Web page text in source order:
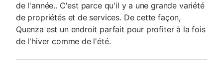
de l'année.. C'est parce qu'il y a une grande variété
de propriétés et de services. De cette façon,
Quenza est un endroit parfait pour profiter à la fois
de l'hiver comme de l'été.